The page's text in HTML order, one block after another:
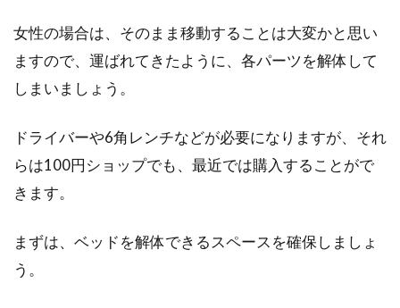
女性の場合は、そのまま移動することは大変かと思い
ますので、運ばれてきたように、各パーツを解体して
しまいましょう。
ドライバーや6角レンチなどが必要になりますが、それ
らは100円ショップでも、最近では購入することがで
きます。
まずは、ベッドを解体できるスペースを確保しましょ
う。